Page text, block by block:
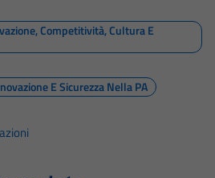
Competitività, Cultura E
E Sicurezza Nella PA